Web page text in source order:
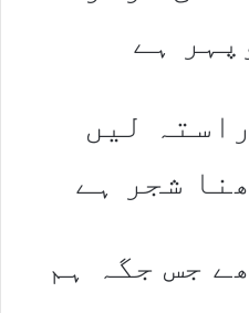
ہے
لیں
شجر ہے
جس جگہ ہم